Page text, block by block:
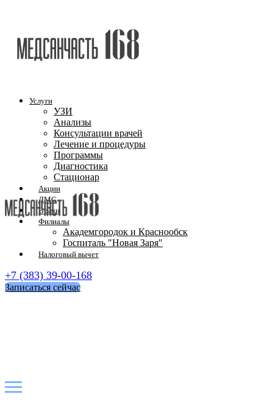
Услуги
УЗИ
Анализы
Консультации врачей
Лечение и процедуры
Программы
Диагностика
Стационар
Акции
ДМС
Врачи
Филиалы
Академгородок и Краснообск
Госпиталь "Новая Заря"
Налоговый вычет
+7 (383) 39-00-168
Записаться сейчас